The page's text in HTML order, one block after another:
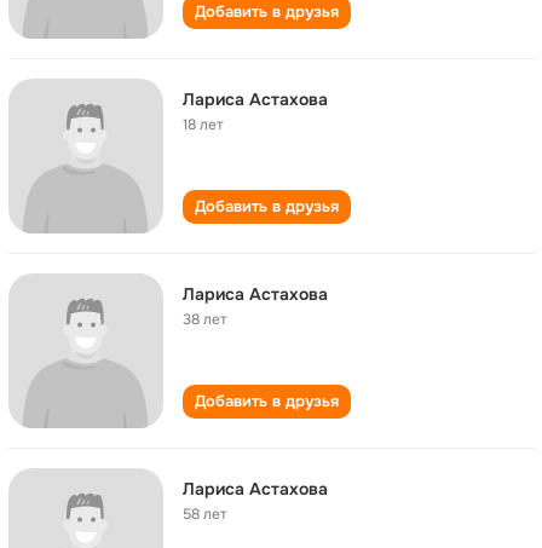
Добавить в друзья
Лариса Астахова
18 лет
Добавить в друзья
Лариса Астахова
38 лет
Добавить в друзья
Лариса Астахова
58 лет